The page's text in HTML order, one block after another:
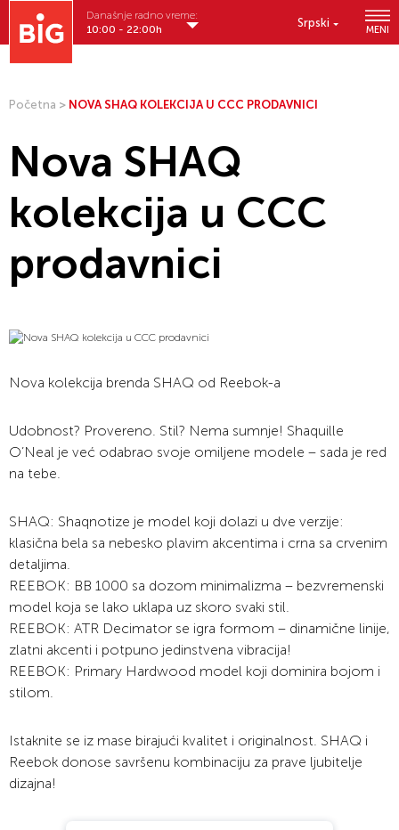
Srpski
MENI
Današnje radno vreme:
10:00 - 22:00h
Početna > NOVA SHAQ KOLEKCIJA U CCC PRODAVNICI
Nova SHAQ
kolekcija u CCC
prodavnici
Nova kolekcija brenda SHAQ od Reebok-a
Udobnost? Provereno. Stil? Nema sumnje! Shaquille
O’Neal je već odabrao svoje omiljene modele – sada je red
na tebe.
SHAQ: Shaqnotize je model koji dolazi u dve verzije:
klasična bela sa nebesko plavim akcentima i crna sa crvenim
detaljima.
REEBOK: BB 1000 sa dozom minimalizma – bezvremenski
model koja se lako uklapa uz skoro svaki stil.
REEBOK: ATR Decimator se igra formom – dinamične linije,
zlatni akcenti i potpuno jedinstvena vibracija!
REEBOK: Primary Hardwood model koji dominira bojom i
stilom.
Istaknite se iz mase birajući kvalitet i originalnost. SHAQ i
Reebok donose savršenu kombinaciju za prave ljubitelje
dizajna!